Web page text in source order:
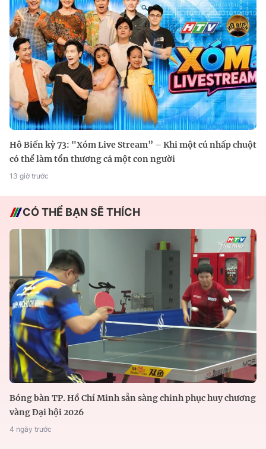
Hô Biến kỳ 73: "Xóm Live Stream” – Khi một cú nhấp chuột
có thể làm tổn thương cả một con người
13 giờ trước
CÓ THỂ BẠN SẼ THÍCH
Bóng bàn TP. Hồ Chí Minh sẵn sàng chinh phục huy chương
vàng Đại hội 2026
4 ngày trước